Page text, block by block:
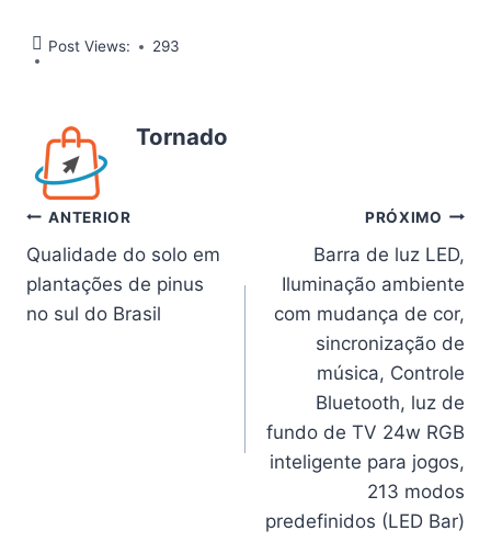
Post Views: 293
Tornado
Navegação
de
Post
ANTERIOR
Qualidade do solo em
plantações de pinus
no sul do Brasil
PRÓXIMO
Barra de luz LED,
Iluminação ambiente
com mudança de cor,
sincronização de
música, Controle
Bluetooth, luz de
fundo de TV 24w RGB
inteligente para jogos,
213 modos
predefinidos (LED Bar)